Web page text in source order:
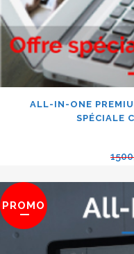
ALL-IN-ONE
SPÉCIALE
PROMO